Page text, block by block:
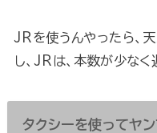
JRを使うんやったら、
し、JRは、本数が少なく
タクシーを使ってヤ